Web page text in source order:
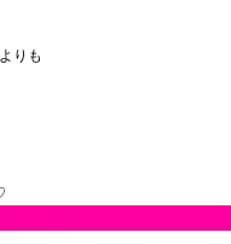
りも